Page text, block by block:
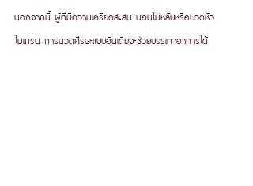
นอกจากนี้ ผู้ที่มีความเครียดสะสม นอนไม่หลับหรือปวดหัว
ไมเกรน การนวดศีรษะแบบอินเดียจะช่วยบรรเทาอาการได้